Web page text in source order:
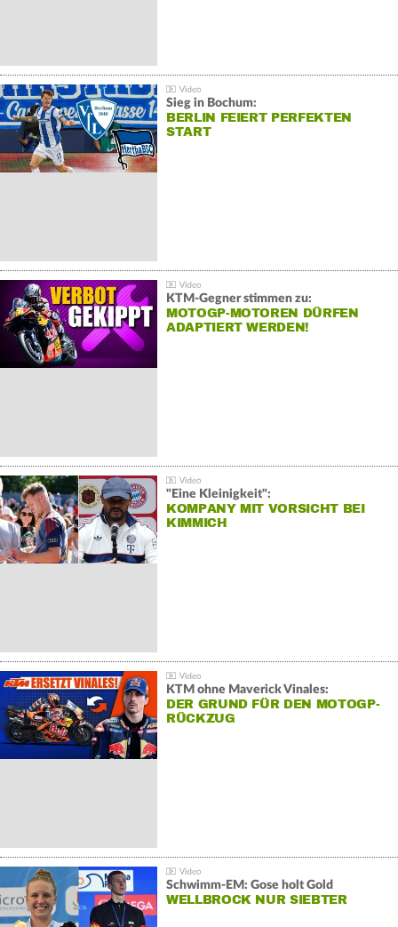
Sieg in Bochum:
BERLIN FEIERT PERFEKTEN
START
KTM-Gegner stimmen zu:
MOTOGP-MOTOREN DÜRFEN
ADAPTIERT WERDEN!
"Eine Kleinigkeit":
KOMPANY MIT VORSICHT BEI
KIMMICH
KTM ohne Maverick Vinales:
DER GRUND FÜR DEN MOTOGP-
RÜCKZUG
Schwimm-EM: Gose holt Gold
WELLBROCK NUR SIEBTER